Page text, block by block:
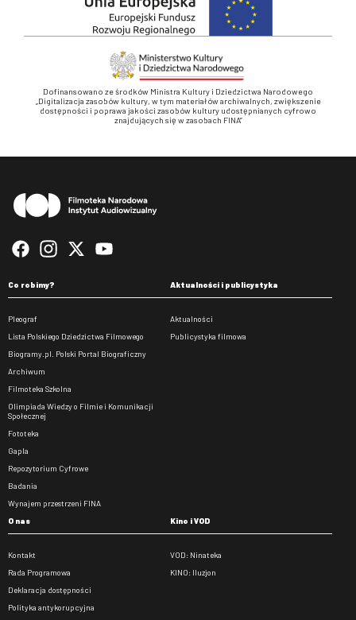
Dofinansowano ze środków Ministra Kultury i Dziedzictwa Narodowego
„Digitalizacja zasobów kultury, w tym materiałów archiwalnych, zwiększenie
dostępności i poprawa jakości zasobów kultury udostępnianych cyfrowo
znajdujących się w zasobach FINA”
Co robimy?
Pleograf
Lista Polskiego Dziedzictwa Filmowego
Biogramy.pl. Polski Portal Biograficzny
Archiwum
Filmoteka Szkolna
Olimpiada Wiedzy o Filmie i Komunikacji
Społecznej
Fototeka
Gapla
Repozytorium Cyfrowe
Badania
Wynajem przestrzeni FINA
Aktualności i publicystyka
Aktualności
Publicystyka filmowa
O nas
Kontakt
Rada Programowa
Deklaracja dostępności
Polityka antykorupcyjna
Kino i VOD
VOD: Ninateka
KINO: Iluzjon